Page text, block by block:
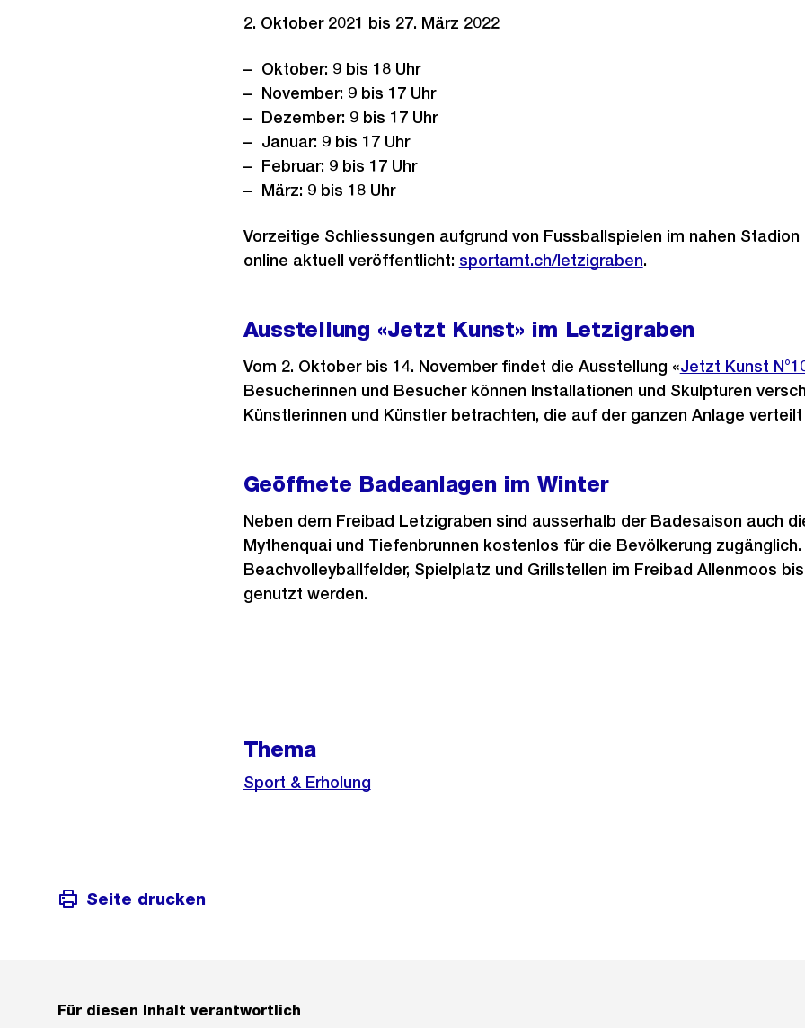
2. Oktober 2021 bis 27. März 2022
Oktober: 9 bis 18 Uhr
November: 9 bis 17 Uhr
Dezember: 9 bis 17 Uhr
Januar: 9 bis 17 Uhr
Februar: 9 bis 17 Uhr
März: 9 bis 18 Uhr
Vorzeitige Schliessungen aufgrund von Fussballspielen im nahen
online aktuell veröffentlicht: sportamt.ch/letzigraben.
Ausstellung «Jetzt Kunst» im Letzigraben
Vom 2. Oktober bis 14. November findet die Ausstellung «Externer
Link:
Jetzt Kunst
Besucherinnen und Besucher können Installationen und Skulpturen
Künstlerinnen und Künstler betrachten, die auf der ganzen Anlage verteilt
Geöffnete Badeanlagen im Winter
Neben dem Freibad Letzigraben sind ausserhalb der Badesaison auch
Mythenquai und Tiefenbrunnen kostenlos für die Bevölkerung
Beachvolleyballfelder, Spielplatz und Grillstellen im Freibad Allenmoos
genutzt werden.
Thema
Sport & Erholung
Seite drucken
Für diesen Inhalt verantwortlich